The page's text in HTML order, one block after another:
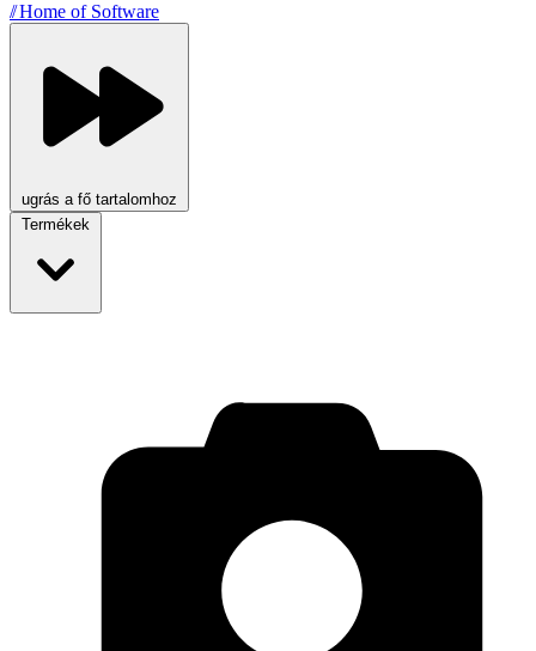
//Home of Software
ugrás a fő tartalomhoz
Termékek